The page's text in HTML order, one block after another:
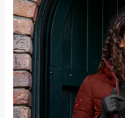
Veste
Light
Weight
Göteborg
femme
–
ELT
-